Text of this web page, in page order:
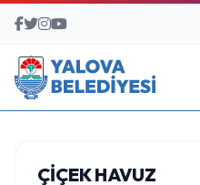
ÇİÇEK HAVUZ